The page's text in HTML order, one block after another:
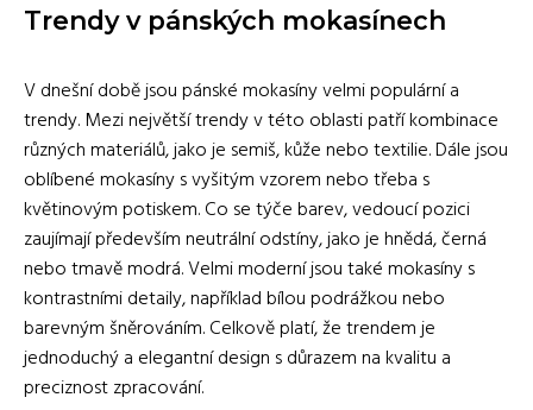
Trendy v pánských mokasínech
V dnešní době jsou pánské mokasíny velmi populární a
trendy. Mezi největší trendy v této oblasti patří kombinace
různých materiálů, jako je semiš, kůže nebo textilie. Dále jsou
oblíbené mokasíny s vyšitým vzorem nebo třeba s
květinovým potiskem. Co se týče barev, vedoucí pozici
zaujímají především neutrální odstíny, jako je hnědá, černá
nebo tmavě modrá. Velmi moderní jsou také mokasíny s
kontrastními detaily, například bílou podrážkou nebo
barevným šněrováním. Celkově platí, že trendem je
jednoduchý a elegantní design s důrazem na kvalitu a
preciznost zpracování.